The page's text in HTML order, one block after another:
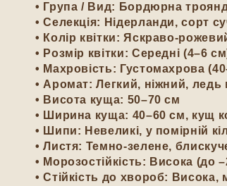
• Група / Вид: Бордюрна
• Селекція: Нідерланди, сорт
• Колір квітки: Яскраво-
• Розмір квітки: Середні (4–6
• Махровість: Густомахрова
• Аромат: Легкий, ніжний, ледь
• Висота куща: 50–70 см
• Ширина куща: 40–60 см, кущ
• Шипи: Невеликі, у помірній
• Листя: Темно-зелене,
• Морозостійкість: Висока (до
• Стійкість до хвороб: Висока,